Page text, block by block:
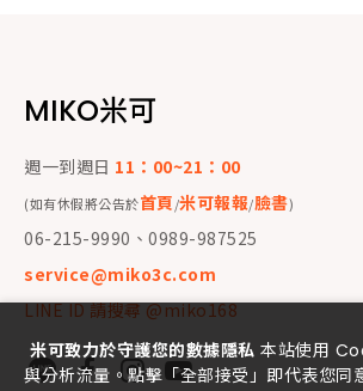
MIKO米可
週一到週日 11：00~21：00
(如有休假將公告於首頁/米可報報/臉書)
06-215-9990、0989-987525
service@miko3c.com
LINE ID 請搜尋 @miko168
米可致力於守護您的數據隱私 本站使用
與分析流量。點擊「全部接受」即代表您